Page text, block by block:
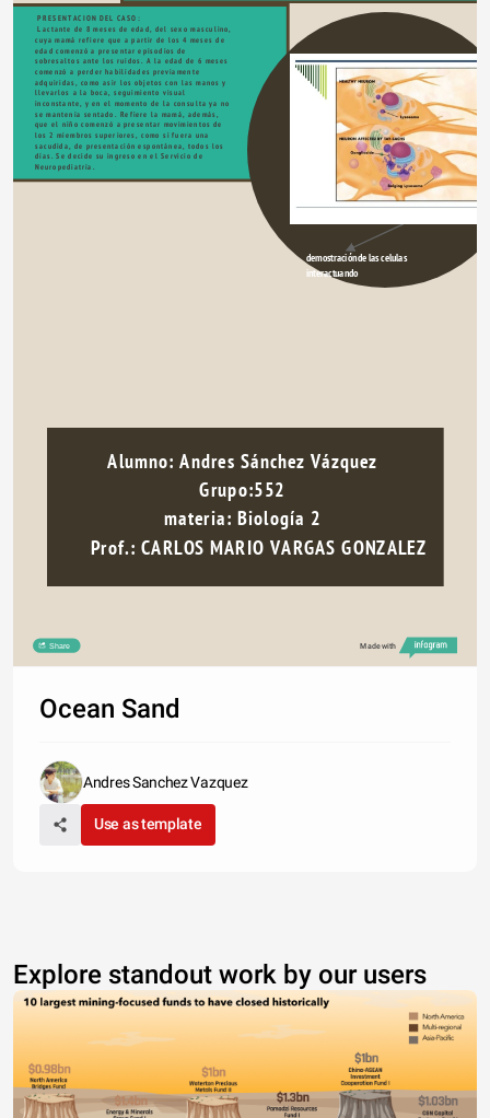
PRESENTACION DEL CASO:
cuya mamá refiere que a partir de los 4 meses de
edad comenzó a presentar episodios de
sobresaltos ante los ruidos. A la edad de 6 meses
comenzó a perder habilidades previamente
adquiridas, como asir los objetos con las manos y
llevarlos a la boca, seguimiento visual
inconstante, y en el momento de la consulta ya no
se mantenía sentado. Refiere la mamá, además,
que el niño comenzó a presentar movimientos de
los 2 miembros superiores, como si fuera una
sacudida, de presentación espontánea, todos los
días. Se decide su ingreso en el Servicio de
Neuropediatría.
demostración de las celulas
interactuando
Alumno: Andres Sánchez Vázquez
Grupo:552
materia: Biología 2
        Prof.: CARLOS MARIO VARGAS GONZALEZ
Share Made with
Ocean Sand
Andres Sanchez Vazquez
Use as template
Explore standout work by our users